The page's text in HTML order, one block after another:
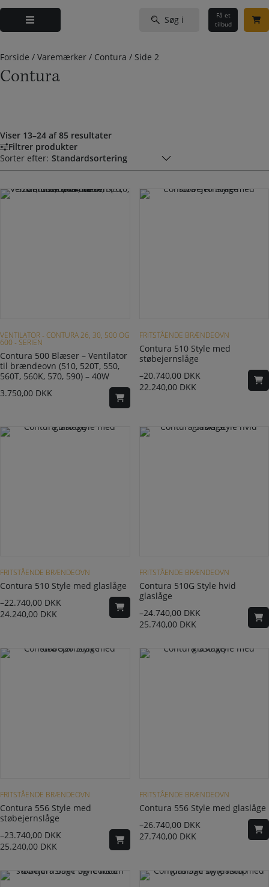
Hop
indholdet
efter:
Få et
tilbud
Forside / Varemærker / Contura / Side 2
Contura
Viser 13–24 af 85 resultater
Filtrer produkter
Sorter efter:
VENTILATOR - CONTURA 26, 30, 500 OG
600 - SERIEN
Contura 500 Blæser – Ventilator
til brændeovn (510, 520T, 550,
560T, 560K, 570, 590) – 40W
3.750,00 DKK
FRITSTÅENDE BRÆNDEOVN
Contura 510 Style med
støbejernslåge
20.740,00 DKK
–
22.240,00 DKK
FRITSTÅENDE BRÆNDEOVN
Contura 510 Style med glaslåge
22.740,00 DKK
–
24.240,00 DKK
FRITSTÅENDE BRÆNDEOVN
Contura 510G Style hvid
glaslåge
24.740,00 DKK
–
25.740,00 DKK
FRITSTÅENDE BRÆNDEOVN
Contura 556 Style med
støbejernslåge
23.740,00 DKK
–
25.240,00 DKK
FRITSTÅENDE BRÆNDEOVN
Contura 556 Style med glaslåge
26.740,00 DKK
–
27.740,00 DKK